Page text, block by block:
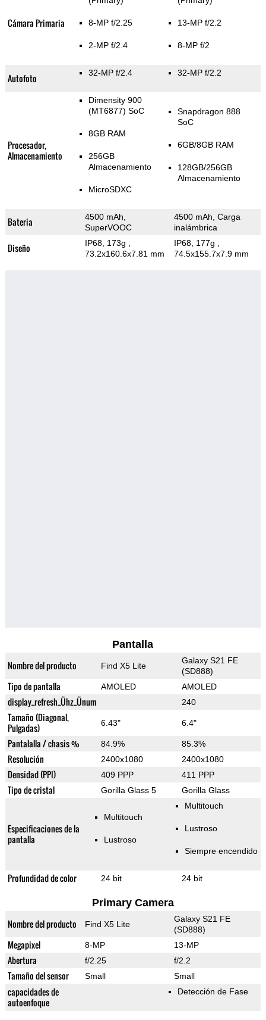
Cámara Primaria 8-MP f/2.25
2-MP f/2.4
13-MP f/2.2
8-MP f/2
Autofoto 32-MP f/2.4 32-MP f/2.2
Procesador,
Almacenamiento
Dimensity 900
(MT6877) SoC
8GB RAM
256GB
Almacenamiento
MicroSDXC
Snapdragon 888
SoC
6GB/8GB RAM
128GB/256GB
Almacenamiento
Bateria
4500 mAh,
SuperVOOC
4500 mAh, Carga
inalámbrica
Diseño IP68, 173g
73.2x160.6x7.81 mm
IP68, 177g
74.5x155.7x7.9 mm
Pantalla
Nombre del producto Find X5 Lite
Galaxy S21 FE
(SD888)
Tipo de pantalla AMOLED AMOLED
display_refresh_Ühz_Ünum 240
Tamaño (Diagonal,
Pulgadas)
6.43" 6.4"
Pantalalla / chasis % 84.9% 85.3%
Resolución 2400x1080 2400x1080
Densidad (PPI) 409 PPP 411 PPP
Tipo de cristal Gorilla Glass 5 Gorilla Glass
Especificaciones de la
pantalla
Multitouch
Lustroso
Multitouch
Lustroso
Siempre encendido
Profundidad de color 24 bit 24 bit
Primary Camera
Nombre del producto Find X5 Lite
Galaxy S21 FE
(SD888)
Megapixel 8-MP 13-MP
Abertura f/2.25 f/2.2
Tamaño del sensor Small Small
capacidades de
autoenfoque
Detección de Fase